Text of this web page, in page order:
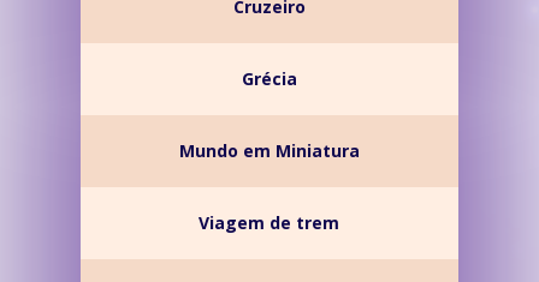
Cruzeiro
Grécia
Mundo em Miniatura
Viagem de trem